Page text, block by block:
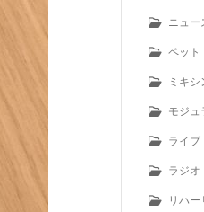
ニュー
ペット
ミキシ
モジュ
ライブ
ラジオ
リハー